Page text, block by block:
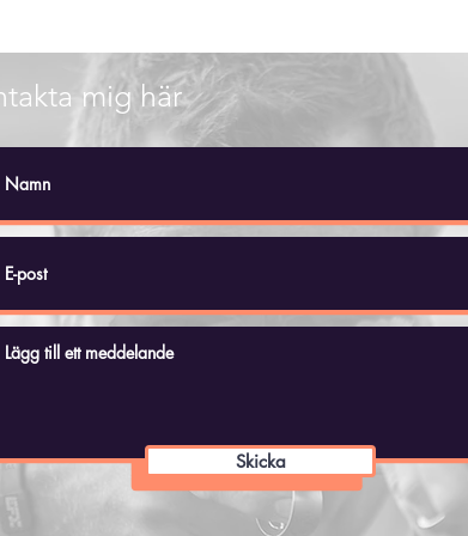
mig här
Skicka